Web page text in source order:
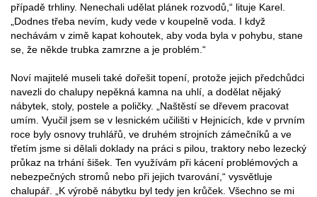
případě trhliny. Nenechali udělat plánek rozvodů,“ lituje Karel.
„Dodnes třeba nevím, kudy vede v koupelně voda. I když
nechávám v zimě kapat kohoutek, aby voda byla v pohybu, stane
se, že někde trubka zamrzne a je problém.“
Noví majitelé museli také dořešit topení, protože jejich předchůdci
navezli do chalupy nepěkná kamna na uhlí, a dodělat nějaký
nábytek, stoly, postele a poličky. „Naštěstí se dřevem pracovat
umím. Vyučil jsem se v lesnickém učilišti v Hejnicích, kde v prvním
roce byly osnovy truhlářů, ve druhém strojních zámečníků a ve
třetím jsme si dělali doklady na práci s pilou, traktory nebo lezecký
průkaz na trhání šišek. Ten využívám při kácení problémových a
nebezpečných stromů nebo při jejich tvarování,“ vysvětluje
chalupář. „K výrobě nábytku byl tedy jen krůček. Všechno se mi